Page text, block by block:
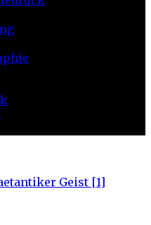
Geist [1]